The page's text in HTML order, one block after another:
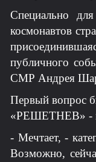
Специально
космонавтов
публичного
СМР Андрея
Первый вопрос
«РЕШЕТНЕВ» -
- Мечтает, -
Возможно,